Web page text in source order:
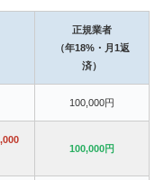
正規業者
（年18%・月1返
済）
100,000円
100,000円